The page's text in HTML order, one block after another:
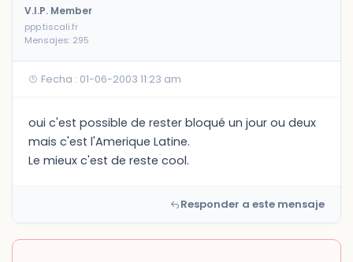
V.I.P. Member
ppp.tiscali.fr
Mensajes: 295
Fecha : 01-06-2003 11:23 am
oui c'est possible de rester bloqué un jour ou deux
mais c'est l'Amerique Latine.
Le mieux c'est de reste cool.
Responder a este mensaje